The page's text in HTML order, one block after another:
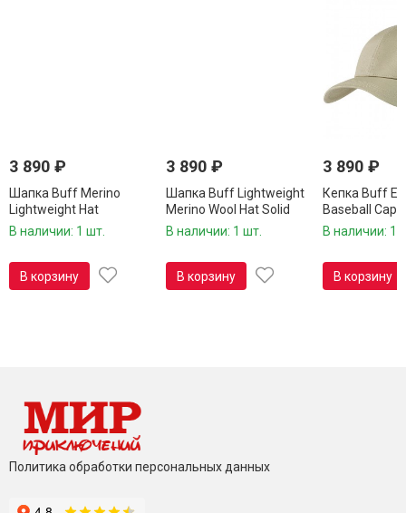
3 890 ₽
Шапка Buff Merino
Lightweight Hat
Multistripes Tempest
В наличии: 1 шт.
В корзину
3 890 ₽
Шапка Buff Lightweight
Merino Wool Hat Solid
Grey 113013.937.10.00
В наличии: 1 шт.
В корзину
3 890 ₽
Кепка Buff
Baseball Cap
В наличии: 1
В корзину
Политика обработки персональных данных